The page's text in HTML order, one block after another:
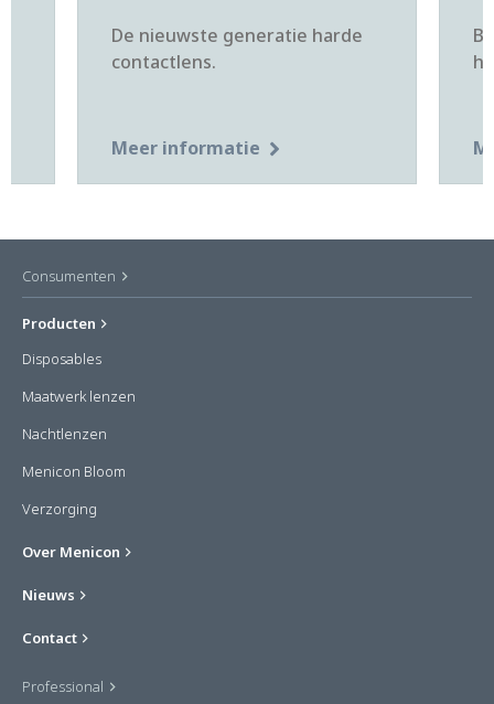
De nieuwste generatie harde
contactlens.
Meer informatie
Consumenten
Producten
Disposables
Maatwerk lenzen
Nachtlenzen
Menicon Bloom
Verzorging
Over Menicon
Nieuws
Contact
Professional